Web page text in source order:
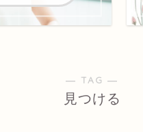
― TAG ―
見つける